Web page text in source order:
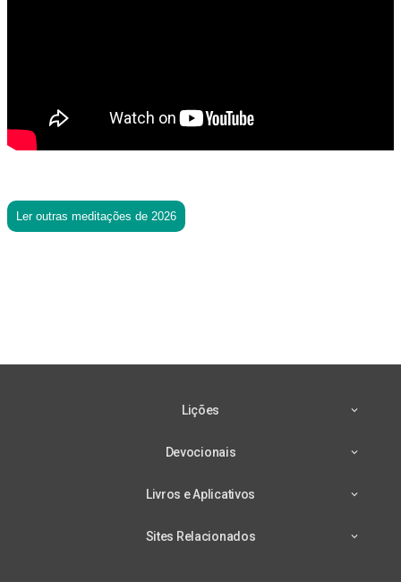
Ler outras meditações de 2026
Lições
Devocionais
Livros e Aplicativos
Sites Relacionados